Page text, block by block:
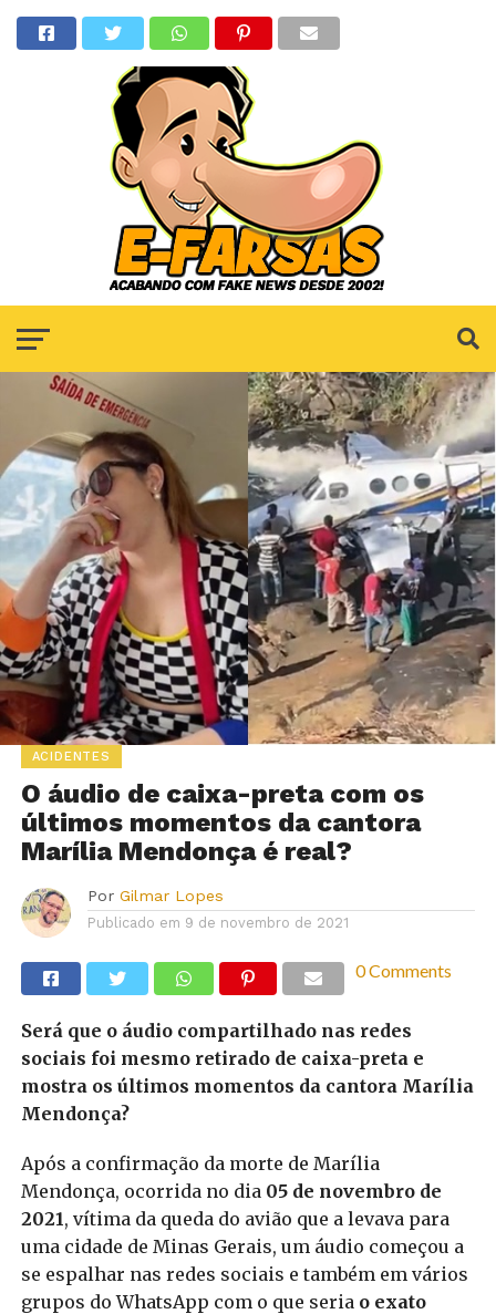
ACIDENTES
O áudio de caixa-preta com os
últimos momentos da cantora
Marília Mendonça é real?
Por Gilmar Lopes
Publicado em 9 de novembro de 2021
0 Comments
Será que o áudio compartilhado nas redes
sociais foi mesmo retirado de caixa-preta e
mostra os últimos momentos da cantora Marília
Mendonça?
Após a confirmação da morte de Marília
Mendonça, ocorrida no dia 05 de novembro de
2021, vítima da queda do avião que a levava para
uma cidade de Minas Gerais, um áudio começou a
se espalhar nas redes sociais e também em vários
grupos do WhatsApp com o que seria o exato